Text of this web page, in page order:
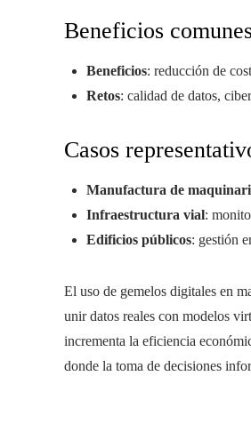
Beneficios
Beneficios: reducción de
Retos: calidad de datos,
Casos
Manufactura de
Infraestructura vial:
Edificios públicos: gestión
El uso de gemelos digitales en
unir datos reales con modelos
incrementa la eficiencia
donde la toma de decisiones